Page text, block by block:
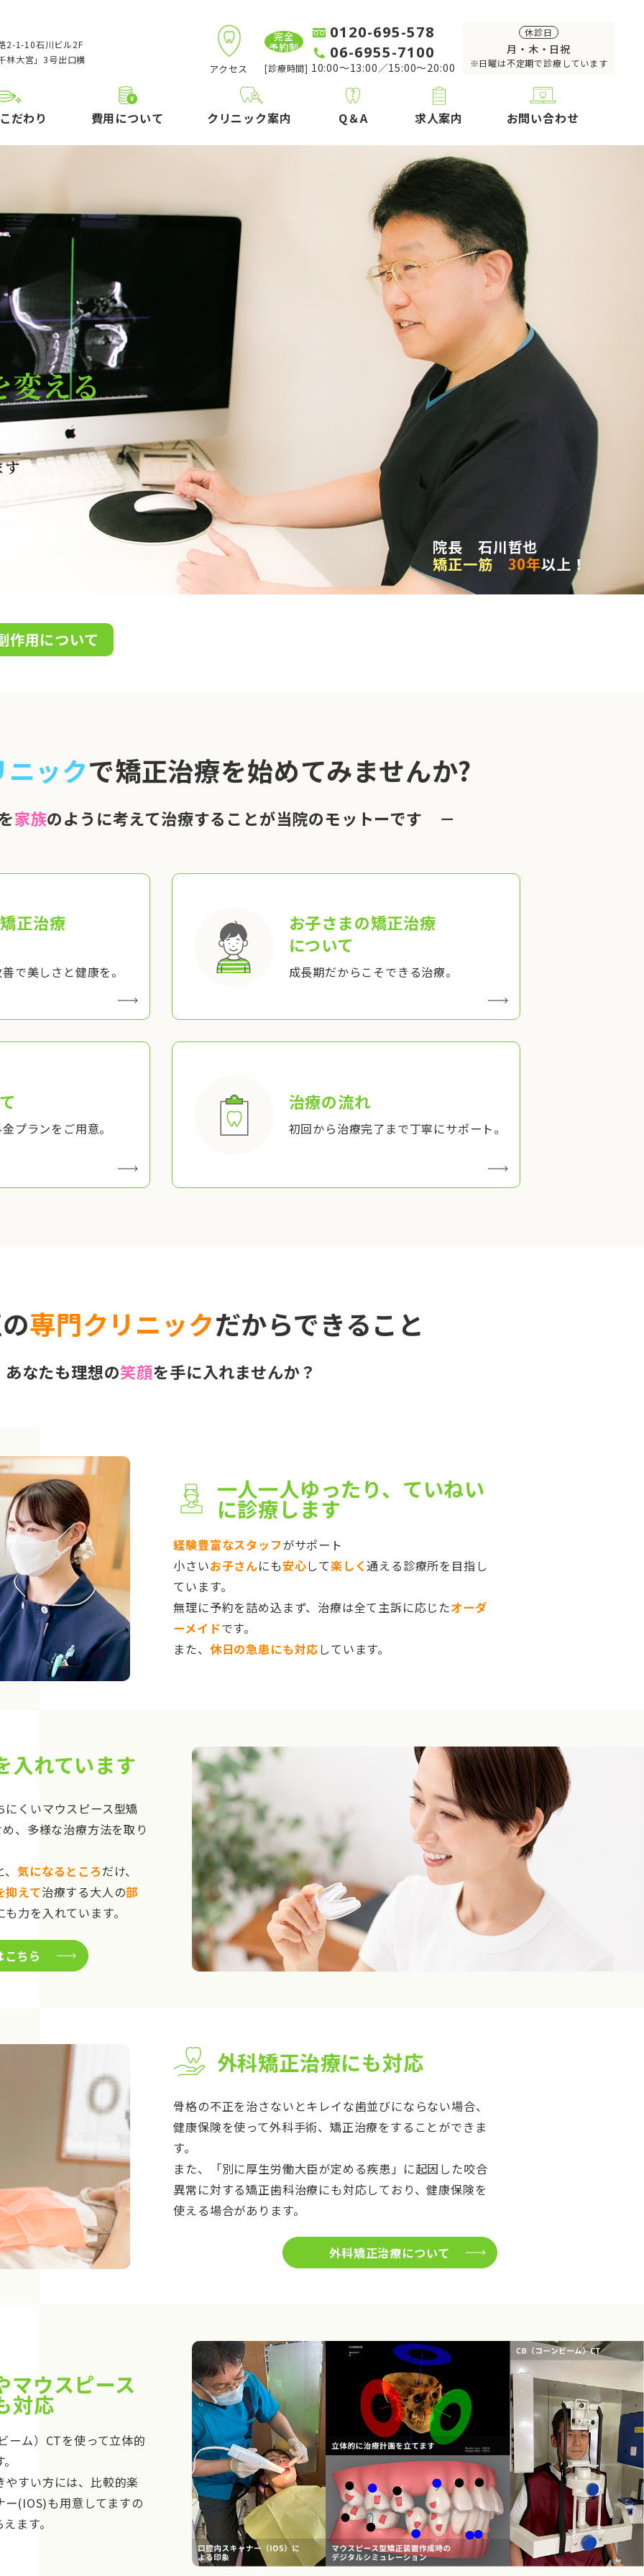
2-1-10石川ビル2F
林大宮」3号出口横
アクセス
完全
予約制
0120-695-578
06-6955-7100
[診療時間] 10:00～13:00／15:00～20:00
休診日
月・木・日祝
※日曜は不定期で診療しています
だわり 費用について クリニック案内 Q＆A 求人案内 お問い合わせ
変える
す
院長 石川哲也
矯正一筋
30年以上！
作用について
ックで矯正治療を始めてみませんか?
家族のように考えて治療することが当院のモットーです －
正治療
で美しさと健康を。
お子さまの矯正治療
について
成長期だからこそできる治療。
プランをご用意。
治療の流れ
初回から治療完了まで丁寧にサポート。
専門クリニックだからできること
あなたも理想の笑顔を手に入れませんか？
一人一人ゆったり、ていねい
に診療します
経験豊富なスタッフがサポート
小さいお子さんにも安心して楽しく通える診療所を目指し
ています。
無理に予約を詰め込まず、治療は全て主訴に応じたオーダ
ーメイドです。
また、 休日の急患にも対応 しています。
入れています
くいマウスピース型矯
、多様な治療方法を取り
、気になるところだけ、
抑えて治療する大人の部
も力を入れています。
ちら
外科矯正治療にも対応
骨格の不正を治さないとキレイな歯並びにならない場合、
健康保険を使って外科手術、矯正治療をすることができま
す。
また、「別に厚生労働大臣が定める疾患」に起因した咬合
異常に対する矯正歯科治療にも対応しており、健康保険を
使える場合があります。
外科矯正治療について
マウスピース
対応
ーム）CTを使って立体的
すい方には、比較的楽
(IOS)も用意してますの
ます。